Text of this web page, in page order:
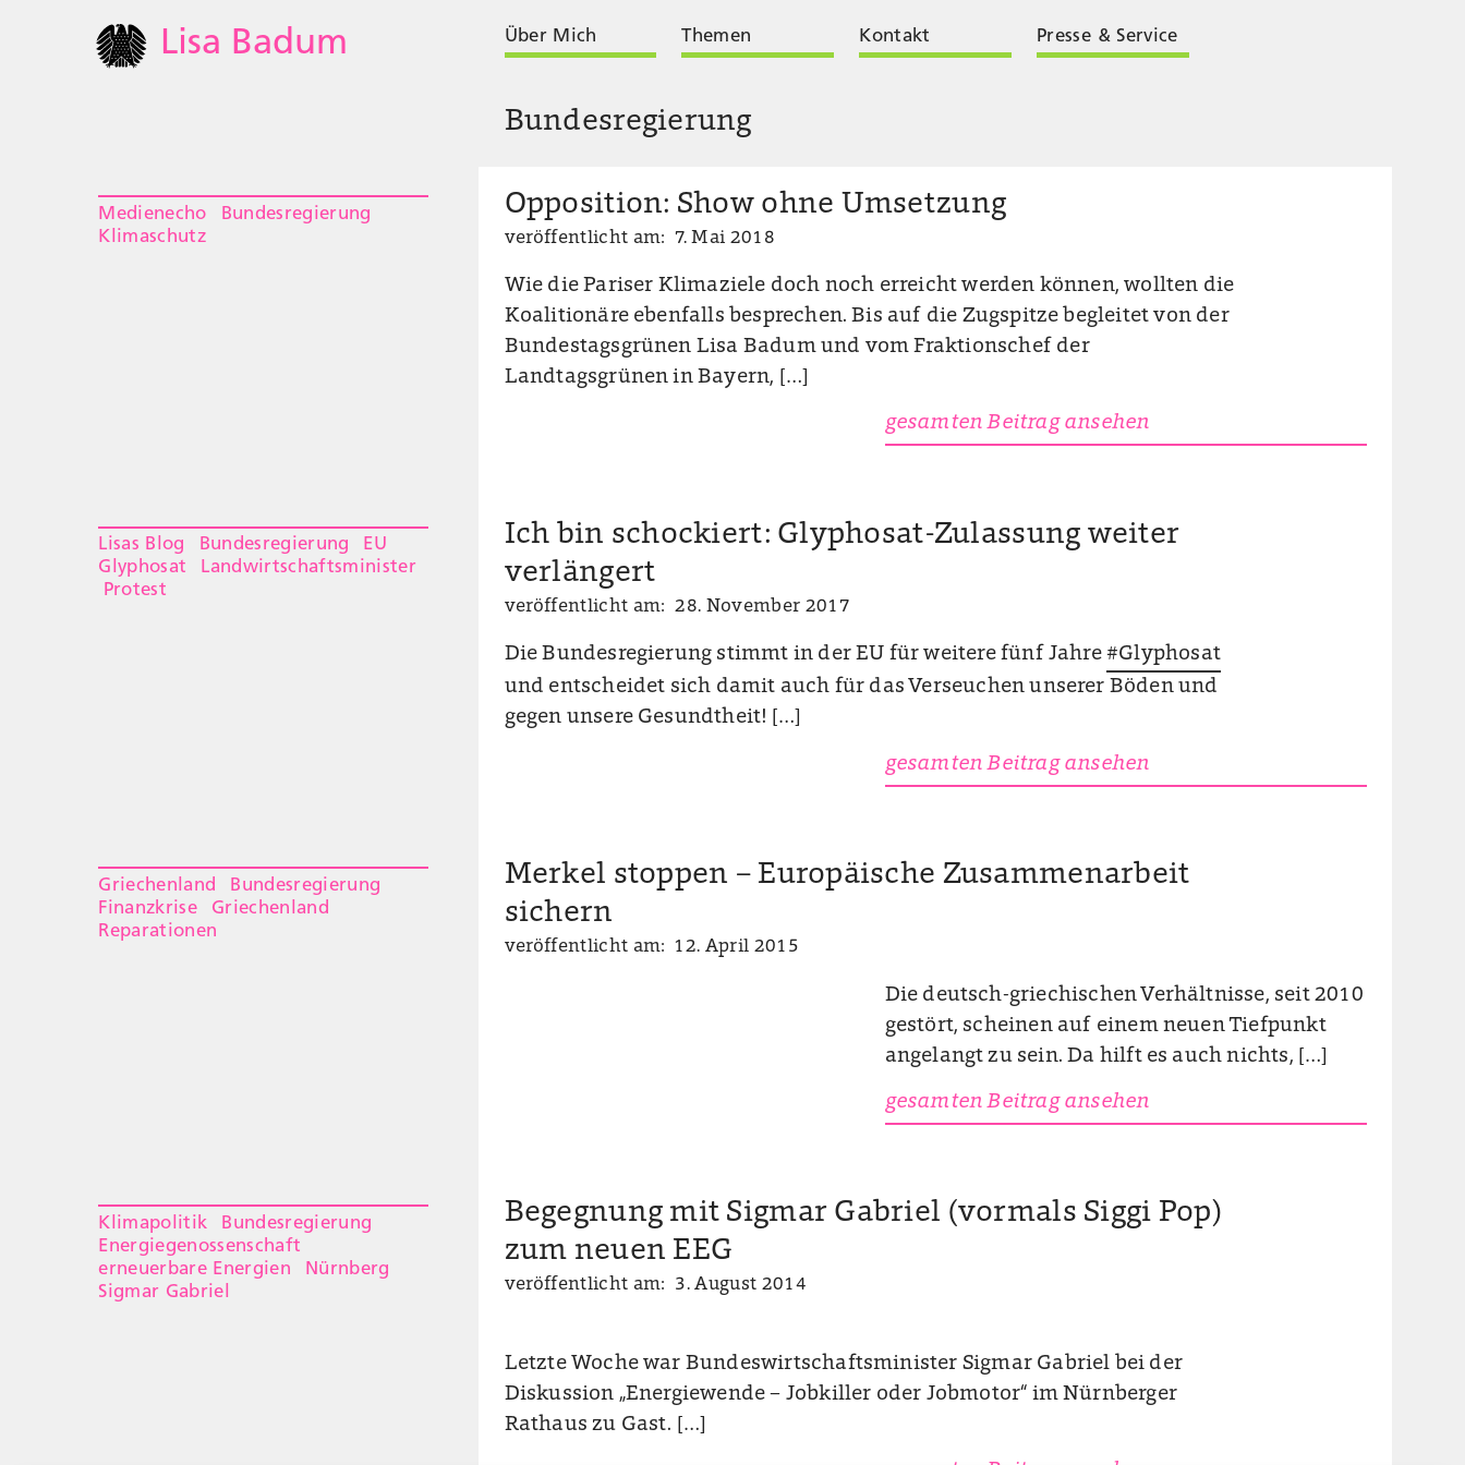
Lisa Badum Über Mich Themen Kontakt Presse & Service
Bundesregierung
Medienecho
Bundesregierung
Klimaschutz
Opposition: Show ohne Umsetzung
veröffentlicht am: 7. Mai 2018
Wie die Pariser Klimaziele doch noch erreicht werden können, wollten die
Koalitionäre ebenfalls besprechen. Bis auf die Zugspitze begleitet von der
Bundestagsgrünen Lisa Badum und vom Fraktionschef der
Landtagsgrünen in Bayern, […]
gesamten Beitrag ansehen
Lisas Blog Bundesregierung
EU
Glyphosat
Landwirtschaftsminister
Protest
Ich bin schockiert: Glyphosat-Zulassung weiter
verlängert
veröffentlicht am: 28. November 2017
Die Bundesregierung stimmt in der EU für weitere fünf Jahre#Glyphosat
und entscheidet sich damit auch für das Verseuchen unserer Böden und
gegen unsere Gesundtheit! […]
gesamten Beitrag ansehen
Griechenland
Bundesregierung
Finanzkrise
Griechenland
Reparationen
Merkel stoppen – Europäische Zusammenarbeit
sichern
veröffentlicht am: 12. April 2015
Die deutsch-griechischen Verhältnisse, seit 2010
gestört, scheinen auf einem neuen Tiefpunkt
angelangt zu sein. Da hilft es auch nichts, […]
gesamten Beitrag ansehen
Klimapolitik
Bundesregierung
Energiegenossenschaft
erneuerbare Energien
Nürnberg
Sigmar Gabriel
Begegnung mit Sigmar Gabriel (vormals Siggi Pop)
zum neuen EEG
veröffentlicht am: 3. August 2014
Letzte Woche war Bundeswirtschaftsminister Sigmar Gabriel bei der
Diskussion „Energiewende – Jobkiller oder Jobmotor“ im Nürnberger
Rathaus zu Gast. […]